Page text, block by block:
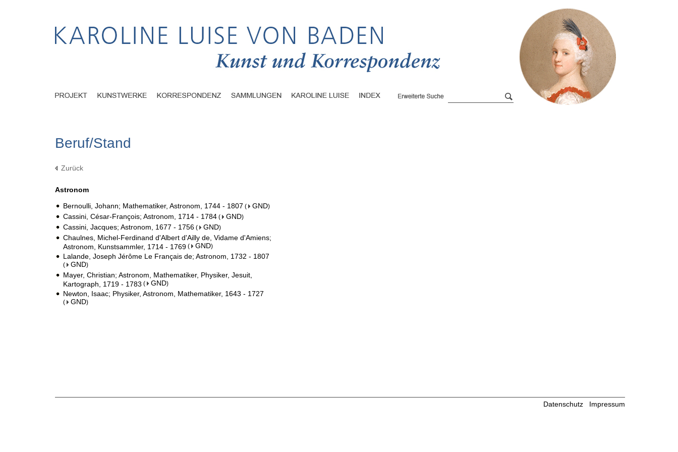
Beruf/Stand
Zurück
Astronom
Bernoulli, Johann; Mathematiker, Astronom, 1744 - 1807 ( GND)
Cassini, César-François; Astronom, 1714 - 1784 ( GND)
Cassini, Jacques; Astronom, 1677 - 1756 ( GND)
Chaulnes, Michel-Ferdinand d'Albert d'Ailly de, Vidame d'Amiens;
Astronom, Kunstsammler, 1714 - 1769 ( GND)
Lalande, Joseph Jérôme Le Français de; Astronom, 1732 - 1807
( GND)
Mayer, Christian; Astronom, Mathematiker, Physiker, Jesuit,
Kartograph, 1719 - 1783 ( GND)
Newton, Isaac; Physiker, Astronom, Mathematiker, 1643 - 1727
( GND)
Datenschutz Impressum